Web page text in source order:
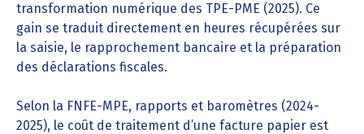
transformation numérique des TPE-PME (2025). Ce
gain se traduit directement en heures récupérées sur
la saisie, le rapprochement bancaire et la préparation
des déclarations fiscales.
Selon la FNFE-MPE, rapports et baromètres (2024-
2025), le coût de traitement d’une facture papier est